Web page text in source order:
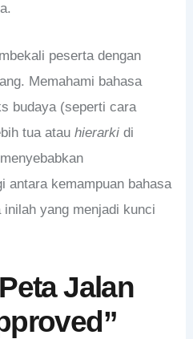
peserta dengan
Memahami bahasa
budaya (seperti cara
tua atauhierarki di
antara kemampuan bahasa
inilah yang menjadi kunci
Jalan